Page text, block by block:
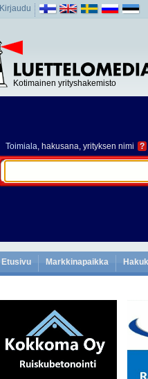
Kirjaudu
Kotimainen yrityshakemisto
Toimiala, hakusana, yrityksen nimi ?
Etusivu Markkinapaikka